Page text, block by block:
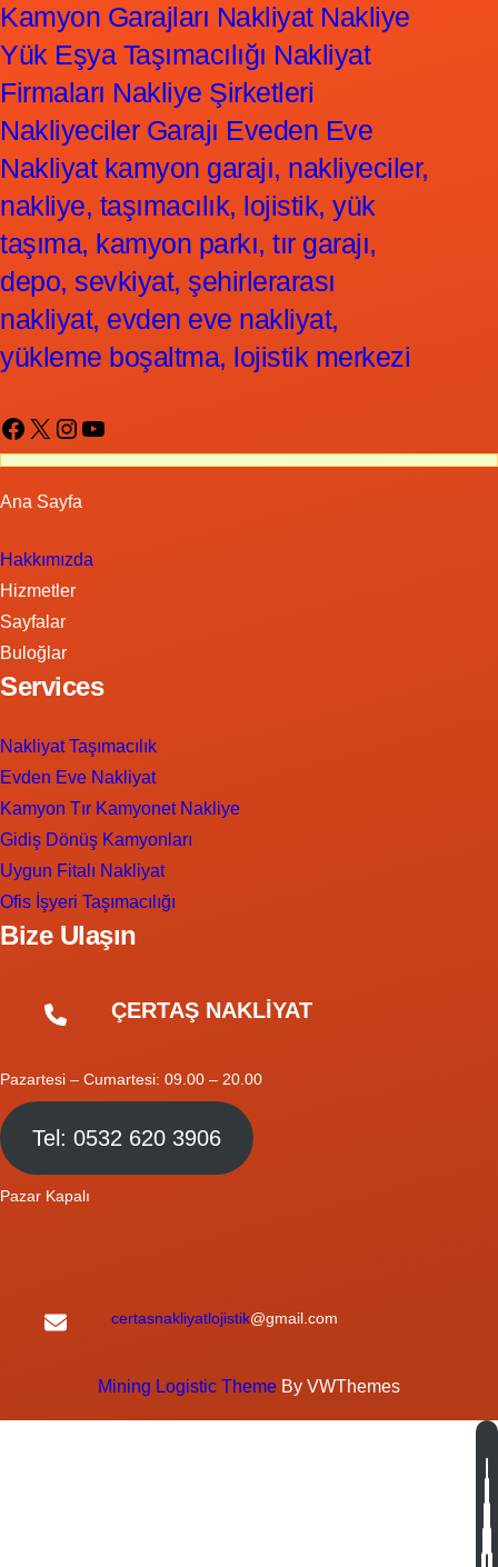
Kamyon Garajları Nakliyat Nakliye
Yük Eşya Taşımacılığı Nakliyat
Firmaları Nakliye Şirketleri
Nakliyeciler Garajı Eveden Eve
Nakliyat kamyon garajı, nakliyeciler,
nakliye, taşımacılık, lojistik, yük
taşıma, kamyon parkı, tır garajı,
depo, sevkiyat, şehirlerarası
nakliyat, evden eve nakliyat,
yükleme boşaltma, lojistik merkezi
Facebook X Instagram YouTube
Ana Sayfa
Hakkımızda
Hizmetler
Sayfalar
Buloğlar
Services
Nakliyat Taşımacılık
Evden Eve Nakliyat
Kamyon Tır Kamyonet Nakliye
Gidiş Dönüş Kamyonları
Uygun Fitalı Nakliyat
Ofis İşyeri Taşımacılığı
Bize Ulaşın
ÇERTAŞ NAKLİYAT
Pazartesi – Cumartesi: 09.00 – 20.00
Tel: 0532 620 3906
Pazar Kapalı
certasnakliyatlojistik@gmail.com
Mining Logistic Theme By VWThemes